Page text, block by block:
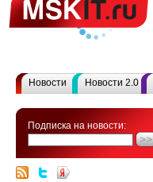
Новости Новости 2.0
Подписка на новости: